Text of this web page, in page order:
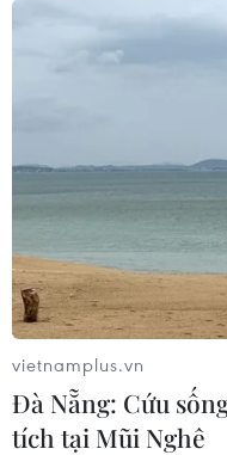
vietnamplus.vn
Đà Nẵng: Cứu
tích tại Mũi Nghê